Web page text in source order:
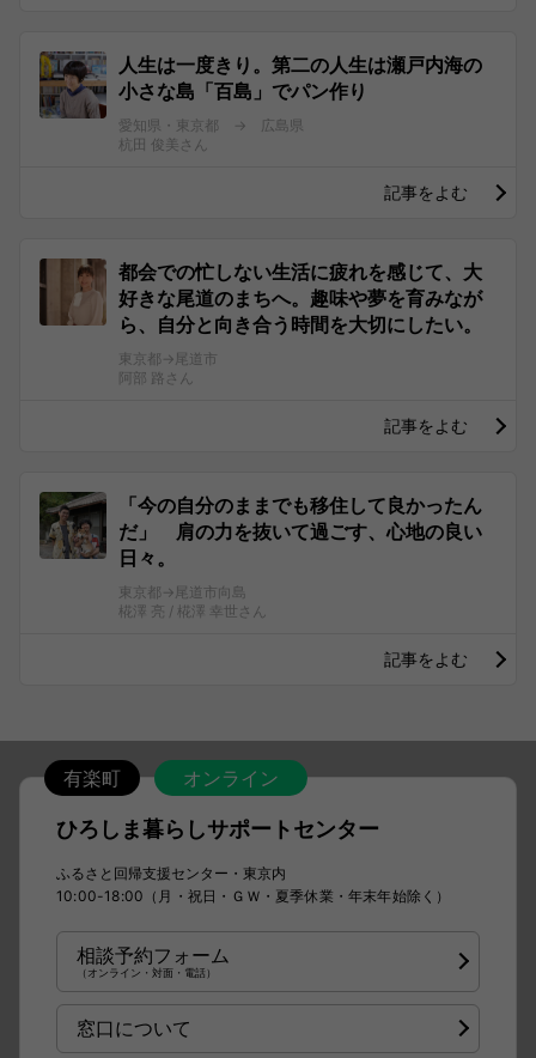
人生は一度きり。第二の人生は瀬戸内海の
小さな島「百島」でパン作り
愛知県・東京都 → 広島県
杭田 俊美さん
記事をよむ
都会での忙しない生活に疲れを感じて、大
好きな尾道のまちへ。趣味や夢を育みなが
ら、自分と向き合う時間を大切にしたい。
東京都→尾道市
阿部 路さん
記事をよむ
「今の自分のままでも移住して良かったん
だ」 肩の力を抜いて過ごす、心地の良い
日々。
東京都→尾道市向島
椛澤 亮 / 椛澤 幸世さん
記事をよむ
有楽町 オンライン
ひろしま暮らしサポートセンター
ふるさと回帰支援センター・東京内
10:00-18:00（月・祝日・ＧＷ・夏季休業・年末年始除く）
相談予約フォーム
（オンライン・対面・電話）
窓口について